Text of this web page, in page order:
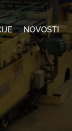
NOVOSTI